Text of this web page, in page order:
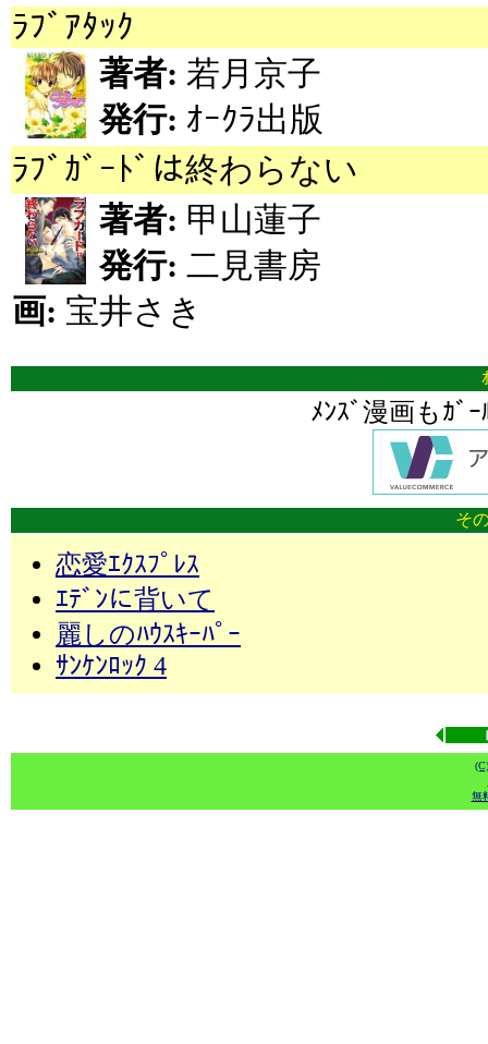
ﾗﾌﾞｱﾀｯｸ
著者: 若月京子
発行: ｵｰｸﾗ出版
ﾗﾌﾞｶﾞｰﾄﾞは終わらない
著者: 甲山蓮子
発行: 二見書房
画: 宝井さき
ﾒﾝｽﾞ漫画もｶﾞ
そ
恋愛ｴｸｽﾌﾟﾚｽ
ｴﾃﾞﾝに背いて
麗しのﾊｳｽｷｰﾊﾟｰ
ｻﾝｹﾝﾛｯｸ 4
無